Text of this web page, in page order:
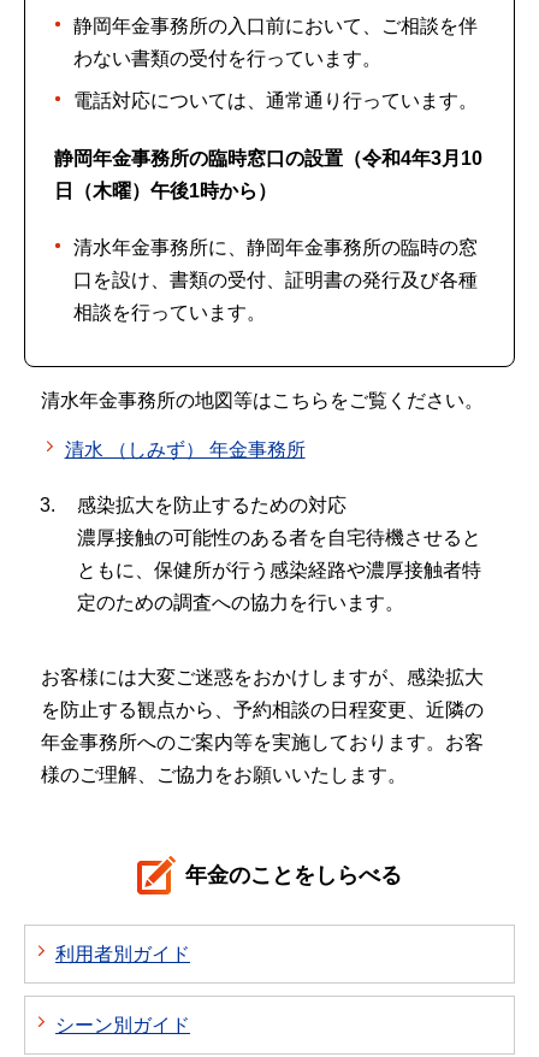
静岡年金事務所の入口前において、ご相談を伴
わない書類の受付を行っています。
電話対応については、通常通り行っています。
静岡年金事務所の臨時窓口の設置（令和4年3月10
日（木曜）午後1時から）
清水年金事務所に、静岡年金事務所の臨時の窓
口を設け、書類の受付、証明書の発行及び各種
相談を行っています。
清水年金事務所の地図等はこちらをご覧ください。
清水 （しみず） 年金事務所
感染拡大を防止するための対応
濃厚接触の可能性のある者を自宅待機させると
ともに、保健所が行う感染経路や濃厚接触者特
定のための調査への協力を行います。
お客様には大変ご迷惑をおかけしますが、感染拡大
を防止する観点から、予約相談の日程変更、近隣の
年金事務所へのご案内等を実施しております。お客
様のご理解、ご協力をお願いいたします。
年金のことをしらべる
利用者別ガイド
シーン別ガイド